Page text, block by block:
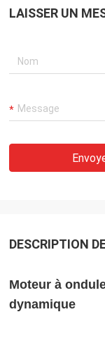
LAISSER UN
DESCRIPTION
Moteur à
dynamique